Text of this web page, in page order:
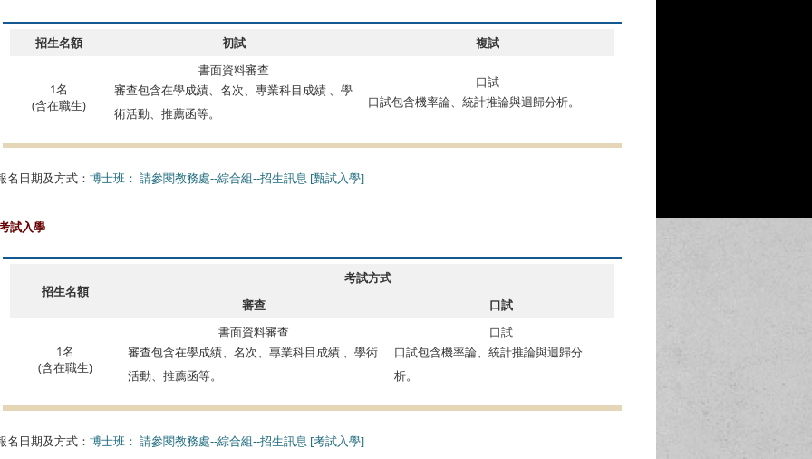
招生名額 初試 複試
1名
(含在職生)
書面資料審查
審查包含在學成績、名次、專業科目成績 、學
術活動、推薦函等。
口試
口試包含機率論、統計推論與迴歸分析。
名日期及方式： 博士班： 請參閱教務處--綜合組--招生訊息 [甄試入學]
試入學
招生名額
考試方式
審查
口試
1名
(含在職生)
書面資料審查
審查包含在學成績、名次、專業科目成績 、學術
活動、推薦函等。
口試
口試包含機率論、統計推論與迴歸分
析。
名日期及方式： 博士班： 請參閱教務處--綜合組--招生訊息 [考試入學]